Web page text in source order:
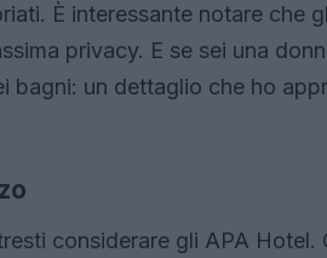
È interessante notare che
privacy. E se sei una
bagni: un dettaglio che ho
considerare gli APA Hotel.